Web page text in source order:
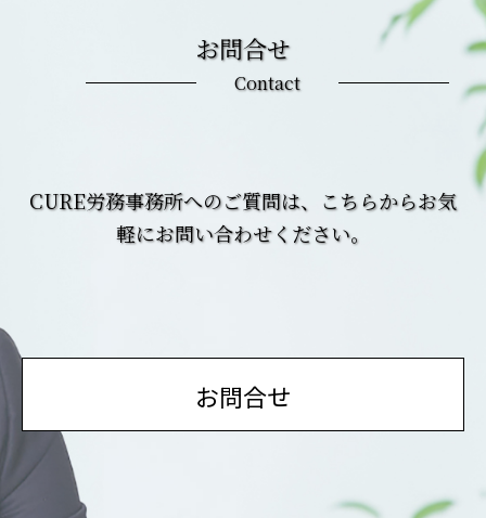
お問合せ
Contact
CURE労務事務所へのご質問は、こちらからお気
軽にお問い合わせください。
お問合せ